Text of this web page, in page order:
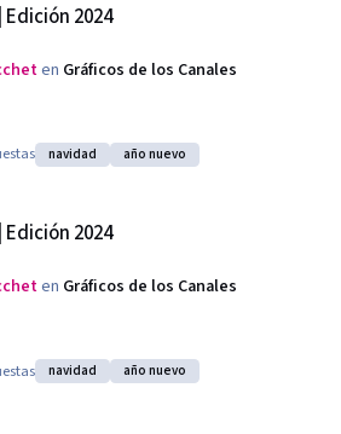
Edición 2024
en Gráficos de los Canales
navidad año nuevo
Edición 2024
en Gráficos de los Canales
navidad año nuevo